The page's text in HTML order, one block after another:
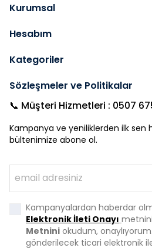
Kurumsal
Hesabım
Kategoriler
Sözleşmeler ve Politikalar
📞 Müşteri Hizmetleri : 0507
Kampanya ve yeniliklerden ilk sen
bültenimize abone ol.
Kampanyalardan haberdar
Elektronik İleti Onayı
Metnini okudum,
gönderilecek ticari elektronik